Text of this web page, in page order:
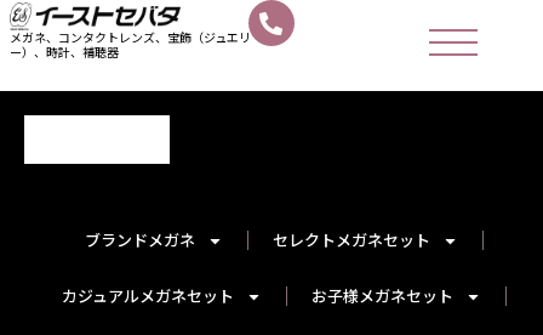
メガネ、コンタクトレンズ、宝飾（ジュエリ
ー）、時計、補聴器
ブランドメガネ セレクトメガネセット
カジュアルメガネセット お子様メガネセット